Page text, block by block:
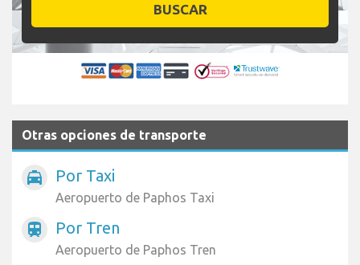
BUSCAR
Otras opciones de transporte
local_taxi Por Taxi
Aeropuerto de Paphos Taxi
train Por Tren
Aeropuerto de Paphos Tren